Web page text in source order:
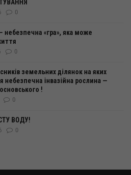
0
небезпечна «гра», яка може
0
земельних ділянок на яких
небезпечна інвазійна рослина —
!
0
ВОДУ!
0